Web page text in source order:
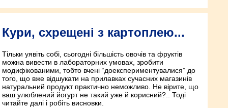
Кури, схрещені з картоплею...
Тільки уявіть собі, сьогодні більшість овочів та фруктів
можна вивести в лабораторних умовах, зробити
модифікованими, тобто вчені “доекспериментувалися” до
того, що вже відшукати на прилавках сучасних магазинів
натуральний продукт практично неможливо. Не вірите, що
ваш улюблений йогурт не такий уже й корисний?.. Тоді
читайте далі і робіть висновки.